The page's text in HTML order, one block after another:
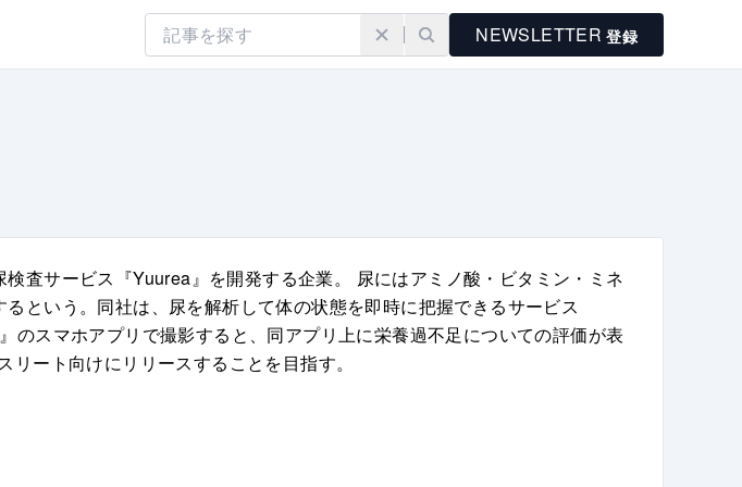
NEWSLETTER 登録
査サービス『Yuurea』を開発する企業。 尿にはアミノ酸・ビタミン・ミネ
という。同社は、尿を解析して体の状態を即時に把握できるサービス
のスマホアプリで撮影すると、同アプリ上に栄養過不足についての評価が表
ート向けにリリースすることを目指す。